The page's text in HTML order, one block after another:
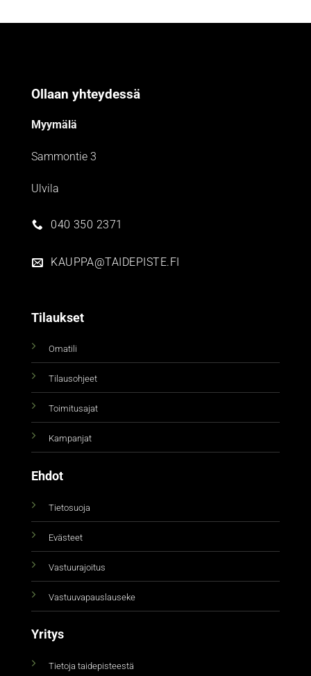
Ollaan yhteydessä
Myymälä
Sammontie 3
Ulvila
040 350 2371
KAUPPA@TAIDEPISTE.FI
Tilaukset
Omatili
Tilausohjeet
Toimitusajat
Kampanjat
Ehdot
Tietosuoja
Evästeet
Vastuurajoitus
Vastuuvapauslauseke
Yritys
Tietoja taidepisteestä